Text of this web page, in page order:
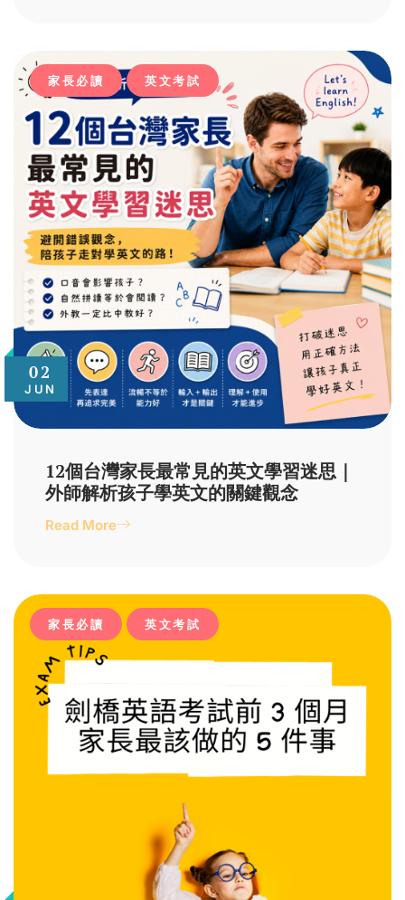
02
JUN
家長必讀 英文考試
12個台灣家長最常見的英文學習迷思｜
外師解析孩子學英文的關鍵觀念
Read More
家長必讀 英文考試